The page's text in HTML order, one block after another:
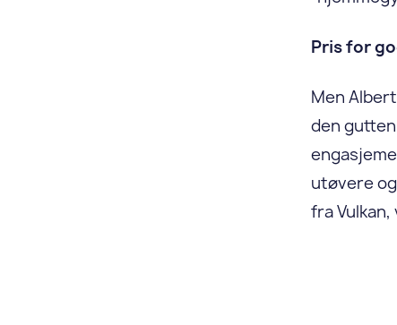
Pris for
Men
den
utøvere
fra